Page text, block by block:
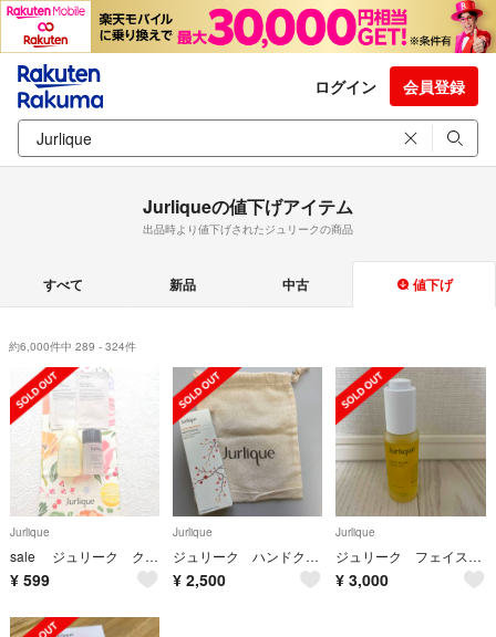
ログイン 会員登録
Jurliqueの値下げアイテム
出品時より値下げされたジュリークの商品
すべて 新品 中古 値下げ
約6,000件中 289 - 324件
Jurlique
sale ジュリーク クレンジング ローション クレンザー ウォーターエッセン
¥ 599
Jurlique
ジュリーク ハンドクリーム
¥ 2,500
Jurlique
ジュリーク フェイスオイル 30ml
¥ 3,000